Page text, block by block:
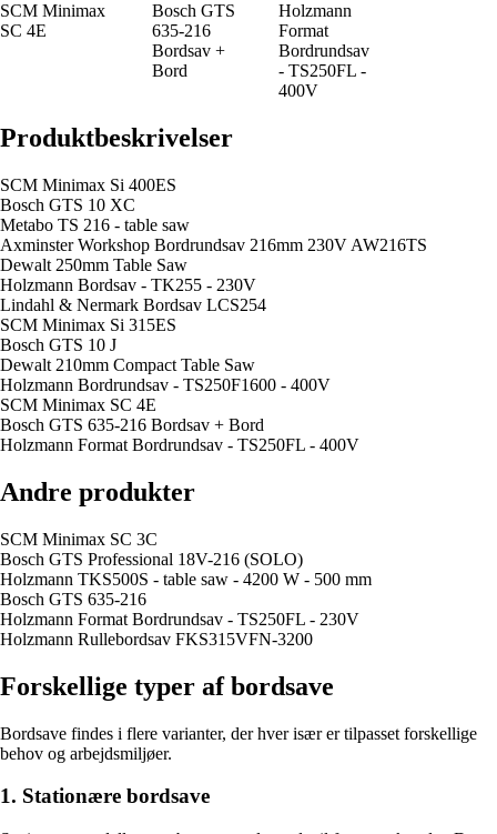
SCM Minimax
SC 4E
Bosch GTS
635-216
Bordsav +
Bord
Holzmann
Format
Bordrundsav
- TS250FL -
400V
Produktbeskrivelser
SCM Minimax Si 400ES
Bosch GTS 10 XC
Metabo TS 216 - table saw
Axminster Workshop Bordrundsav 216mm 230V AW216TS
Dewalt 250mm Table Saw
Holzmann Bordsav - TK255 - 230V
Lindahl & Nermark Bordsav LCS254
SCM Minimax Si 315ES
Bosch GTS 10 J
Dewalt 210mm Compact Table Saw
Holzmann Bordrundsav - TS250F1600 - 400V
SCM Minimax SC 4E
Bosch GTS 635-216 Bordsav + Bord
Holzmann Format Bordrundsav - TS250FL - 400V
Andre produkter
SCM Minimax SC 3C
Bosch GTS Professional 18V-216 (SOLO)
Holzmann TKS500S - table saw - 4200 W - 500 mm
Bosch GTS 635-216
Holzmann Format Bordrundsav - TS250FL - 230V
Holzmann Rullebordsav FKS315VFN-3200
Forskellige typer af bordsave
Bordsave findes i flere varianter, der hver især er tilpasset forskellige
behov og arbejdsmiljøer.
1. Stationære bordsave